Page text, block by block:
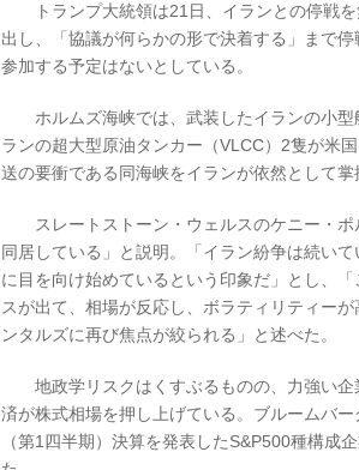
トランプ大統領は21日、イランとの停戦を
出し、「協議が何らかの形で決着する」まで
参加する予定はないとしている。
ホルムズ海峡では、武装したイランの小型
ランの超大型原油タンカー（VLCC）2隻が米
送の要衝である同海峡をイランが依然として掌
スレートストーン・ウェルスのケニー・ポ
同居している」と説明。「イラン紛争は続い
に目を向け始めているという印象だ」とし、
スが出て、相場が反応し、ボラティリティー
ンタルズに再び焦点が絞られる」と述べた。
地政学リスクはくすぶるものの、力強い企
済が株式相場を押し上げている。ブルームバ
（第1四半期）決算を発表したS&P500種構成